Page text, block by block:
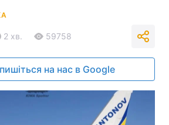
2 хв. 59758
на нас в Google